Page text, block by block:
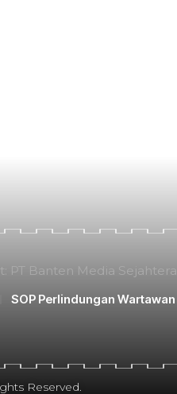
PT Banten Media Sejahtera
SOP Perlindungan Wartawan
Reserved.